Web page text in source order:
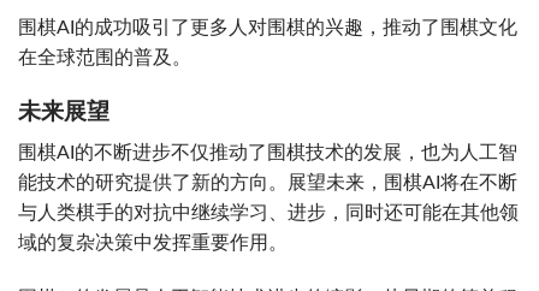
围棋AI的成功吸引了更多人对围棋的兴趣，推动了围棋文化
在全球范围的普及。
未来展望
围棋AI的不断进步不仅推动了围棋技术的发展，也为人工智
能技术的研究提供了新的方向。展望未来，围棋AI将在不断
与人类棋手的对抗中继续学习、进步，同时还可能在其他领
域的复杂决策中发挥重要作用。